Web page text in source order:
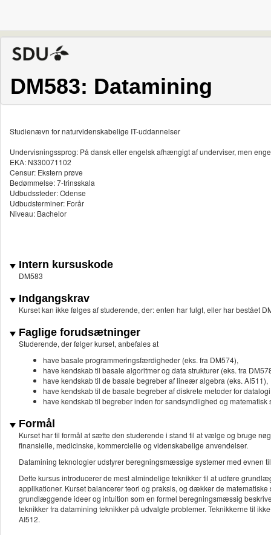
DM583: Datamining
Studienævn for naturvidenskabelige IT-uddannelser
Undervisningssprog: På dansk eller engelsk afhængigt af underviser, men
EKA: N330071102
Censur: Ekstern prøve
Bedømmelse: 7-trinsskala
Udbudssteder: Odense
Udbudsterminer: Forår
Niveau: Bachelor
Intern kursuskode
DM583
Indgangskrav
Kurset kan ikke følges af studerende, der: enten har fulgt, eller har bestået
Faglige forudsætninger
Studerende, der følger kurset, anbefales at
have basale programmeringsfærdigheder (eks. fra DM574),
have kendskab til basale algoritmer og data strukturer (eks. fra
have kendskab til de basale begreber af lineær algebra (eks. AI511),
have kendskab til de basale begreber af diskrete metoder for
have kendskab til begreber inden for sandsyndlighed og matematisk
Formål
Kurset har til formål at sætte den studerende i stand til at vælge og bruge
finansielle, medicinske, kommercielle og videnskabelige anvendelser.
Datamining teknologier udstyrer beregningsmæssige systemer med evnen
Dette kursus introducerer de mest almindelige teknikker til at udføre
applikationer. Kurset balancerer teori og praksis, og dækker de
grundlæggende ideer og intuition som en formel beregningsmæssig
teknikker fra datamining teknikker på udvalgte problemer. Teknikkerne til
AI512.